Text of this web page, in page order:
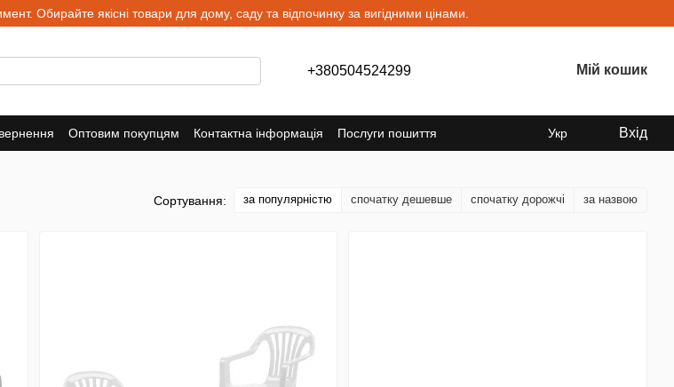
Обирайте якісні товари для дому, саду та відпочинку за вигідними цінами.
+380504524299 Мій кошик
Оптовим покупцям Контактна інформація
Послуги пошиття
Укр Вхід
Сортування: за популярністю спочатку дешевше спочатку дорожчі за назвою